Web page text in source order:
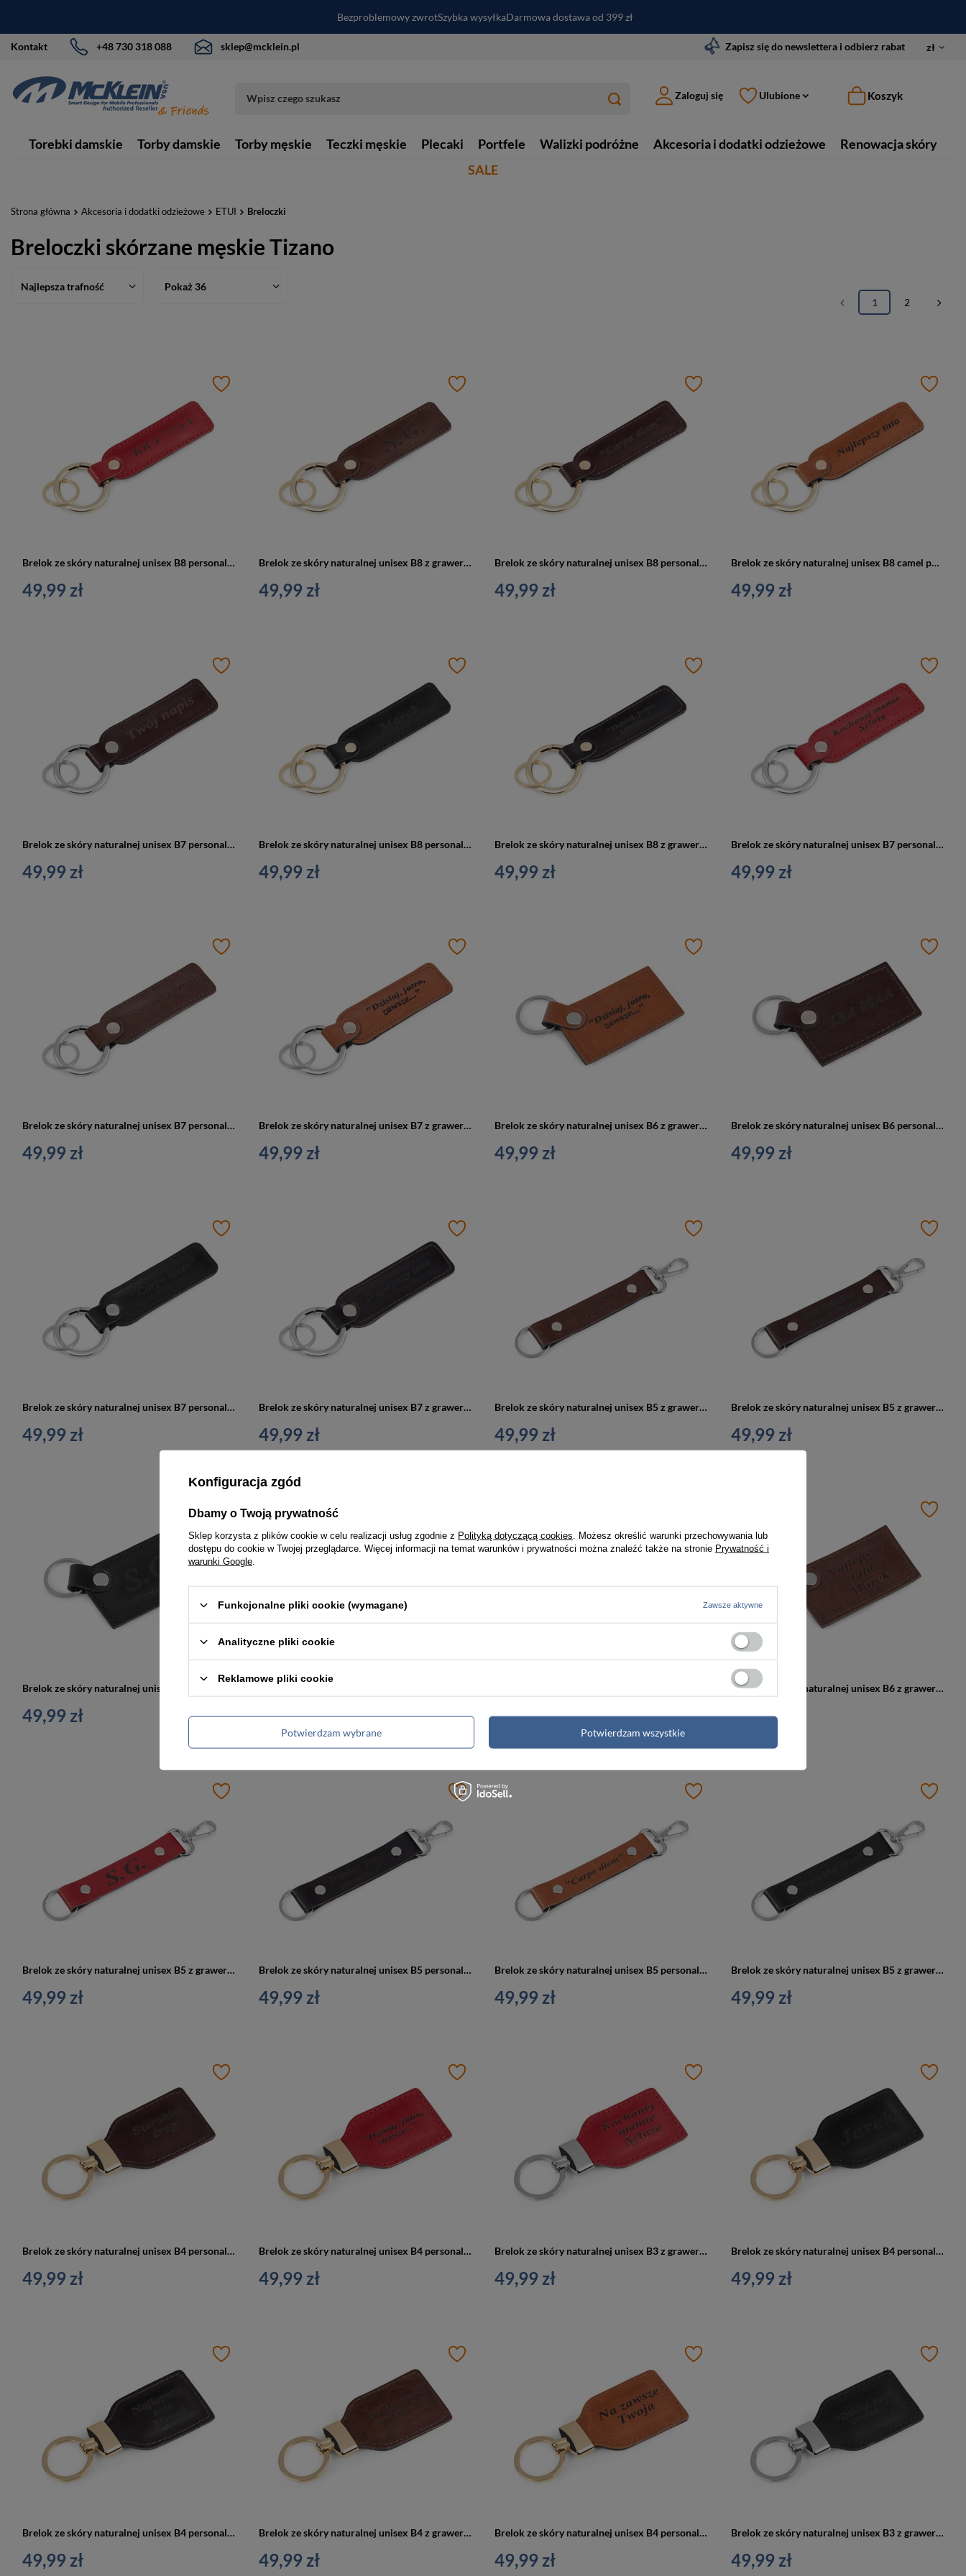
Bezproblemowy zwrotSzybka wysyłkaDarmowa dostawa od 399 zł
Kontakt +48 730 318 088 sklep@mcklein.pl Zapisz się do newslettera i odbierz rabat zł
Zaloguj się Ulubione Koszyk
Torebki damskie Torby damskie Torby męskie Teczki męskie Plecaki Portfele Walizki podróżne Akcesoria i dodatki odzieżowe
Renowacja skóry
SALE
Strona główna Akcesoria i dodatki odzieżowe ETUI Breloczki
Breloczki skórzane męskie Tizano
Najlepsza trafność
Pokaż 36
1
2
Brelok ze skóry naturalnej unisex B8 personalizowany czerwony
49,99 zł
Brelok ze skóry naturalnej unisex B8 z grawerem brązowy
49,99 zł
Brelok ze skóry naturalnej unisex B8 personalizowany z grawerem bordowy
49,99 zł
Brelok ze skóry naturalnej unisex B8 camel personalizowany z grawerem camel
49,99 zł
Brelok ze skóry naturalnej unisex B7 personalizowany z grawerem bordowy
49,99 zł
Brelok ze skóry naturalnej unisex B8 personalizowany z grawerem czarny
49,99 zł
Brelok ze skóry naturalnej unisex B8 z grawerem personalizowany czekoladowy
49,99 zł
Brelok ze skóry naturalnej unisex B7 personalizowany z grawerem czerwony
49,99 zł
Brelok ze skóry naturalnej unisex B7 personalizowany brązowy
49,99 zł
Brelok ze skóry naturalnej unisex B7 z grawerem personalizowany camel
49,99 zł
Brelok ze skóry naturalnej unisex B6 z grawerem personalizowany camel
49,99 zł
Brelok ze skóry naturalnej unisex B6 personalizowany grawerowany bordowy
49,99 zł
Brelok ze skóry naturalnej unisex B7 personalizowany z grawerem czarny
49,99 zł
Brelok ze skóry naturalnej unisex B7 z grawerem personalizowany czekoladowy
49,99 zł
Brelok ze skóry naturalnej unisex B5 z grawerem personalizowany brąz
49,99 zł
Brelok ze skóry naturalnej unisex B5 z grawerem personalizowany bordowy
49,99 zł
49,99 zł 49,99 zł 49,99 zł
Brelok ze skóry naturalnej unisex B6 z grawerem personalizowany brązowy
49,99 zł
Brelok ze skóry naturalnej unisex B5 z grawerem personalizowany czerwony
49,99 zł
Brelok ze skóry naturalnej unisex B5 personalizowany czekoladowy
49,99 zł
Brelok ze skóry naturalnej unisex B5 personalizowany camel
49,99 zł
Brelok ze skóry naturalnej unisex B5 z grawerem personalizowany czarny
49,99 zł
Brelok ze skóry naturalnej unisex B4 personalizowany bordowy
49,99 zł
Brelok ze skóry naturalnej unisex B4 personalizowany z grawerem czerwony
49,99 zł
Brelok ze skóry naturalnej unisex B3 z grawerem personalizowany czerwony
49,99 zł
Brelok ze skóry naturalnej unisex B4 personalizowany z grawerem czarny
49,99 zł
Brelok ze skóry naturalnej unisex B4 personalizowany czekoladowy
49,99 zł
Brelok ze skóry naturalnej unisex B4 z grawerem brązowy
49,99 zł
Brelok ze skóry naturalnej unisex B4 personalizowany z grawerem camel
49,99 zł
Brelok ze skóry naturalnej unisex B3 z grawerem personalizowany czarny
49,99 zł
Konfiguracja zgód
Dbamy o Twoją prywatność
Sklep korzysta z plików cookie w celu realizacji usług zgodnie z Polityką dotyczącą cookies . Możesz określić warunki przechowywania lub
dostępu do cookie w Twojej przeglądarce. Więcej informacji na temat warunków i prywatności można znaleźć także na stronie Prywatność i
warunki Google
Funkcjonalne pliki cookie (wymagane) Zawsze aktywne
Analityczne pliki cookie
Reklamowe pliki cookie
Potwierdzam wybrane Potwierdzam wszystkie